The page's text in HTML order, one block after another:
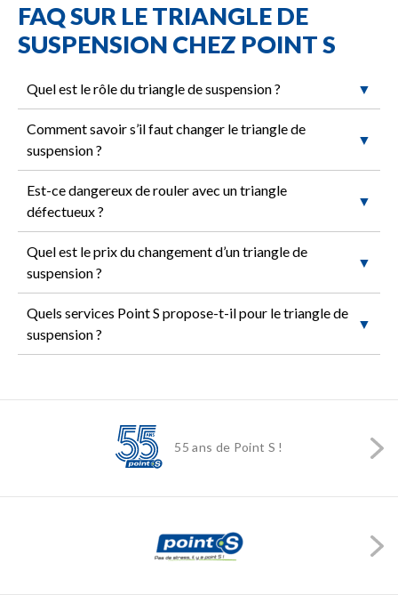
FAQ SUR LE TRIANGLE DE
SUSPENSION CHEZ POINT S
Quel est le rôle du triangle de suspension ? ▼
Comment savoir s’il faut changer le triangle de
suspension ?
▼
Est-ce dangereux de rouler avec un triangle
défectueux ?
▼
Quel est le prix du changement d’un triangle de
suspension ?
▼
Quels services Point S propose-t-il pour le triangle de
suspension ?
▼
55 ans de Point S !